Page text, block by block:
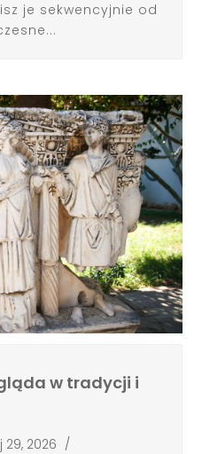
je sekwencyjnie od
w tradycji i
29, 2026 /